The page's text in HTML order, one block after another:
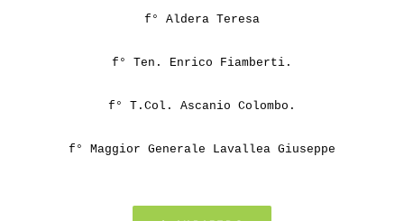
f° Aldera Teresa
f° Ten. Enrico Fiamberti.
f° T.Col. Ascanio Colombo.
f° Maggior Generale Lavallea Giuseppe